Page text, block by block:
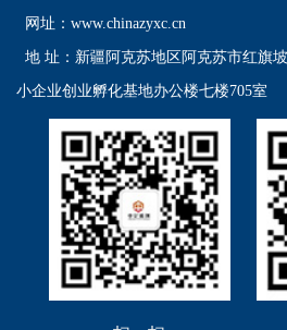
网址：www.chinazyxc.cn
地 址： 新疆阿克苏地区阿克苏市红旗
小企业创业孵化基地办公楼七楼705室